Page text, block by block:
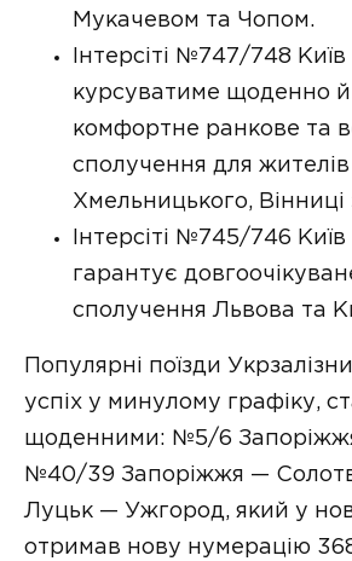
Мукачевом та Чопом.
Інтерсіті №747/748
курсуватиме щоденно й
комфортне ранкове та
сполучення для
Хмельницького, Вінниці
Інтерсіті №745/746
гарантує
сполучення Львова та
Популярні поїзди
успіх у минулому графіку,
щоденними: №5/6
№40/39 Запоріжжя —
Луцьк — Ужгород, який у
отримав нову нумерацію